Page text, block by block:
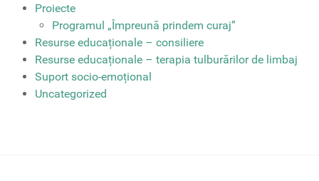
Proiecte
Programul „Împreună prindem curaj”
Resurse educaționale – consiliere
Resurse educaționale – terapia tulburărilor de limbaj
Suport socio-emoțional
Uncategorized